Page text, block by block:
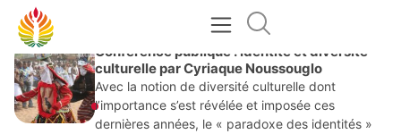
AVRIL 10, 2014
Conférence publique : Identité et diversité
culturelle par Cyriaque Noussouglo
Avec la notion de diversité culturelle dont
l’importance s’est révélée et imposée ces
dernières années, le « paradoxe des identités »